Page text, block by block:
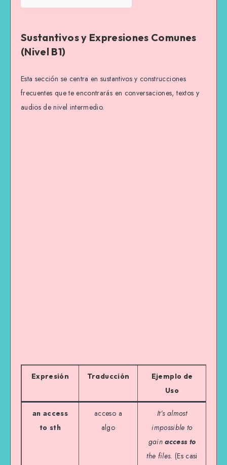
Sustantivos y Expresiones Comunes
(Nivel B1)
Esta sección se centra en sustantivos y construcciones
frecuentes que te encontrarás en conversaciones, textos y
audios de nivel intermedio.
Expresión Traducción
Ejemplo de
Uso
an access
to sth
acceso a
algo
It’s almost
impossible to
gainaccess to
the files. (Es casi